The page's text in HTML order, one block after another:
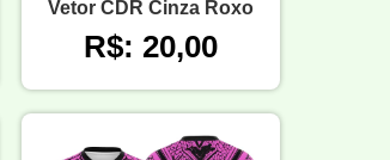
Vetor CDR Cinza Roxo
R$: 20,00